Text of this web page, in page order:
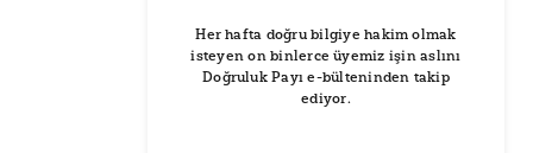
Her hafta doğru bilgiye hakim olmak
isteyen on binlerce üyemiz işin aslını
Doğruluk Payı e-bülteninden takip
ediyor.